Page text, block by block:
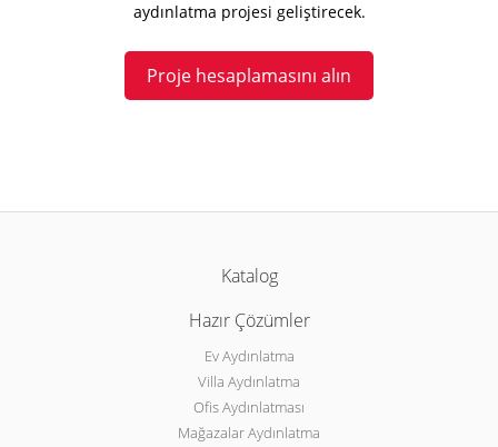
aydınlatma projesi geliştirecek.
Proje hesaplamasını alın
Katalog
Hazır Çözümler
Ev Aydınlatma
Villa Aydınlatma
Ofis Aydınlatması
Mağazalar Aydınlatma